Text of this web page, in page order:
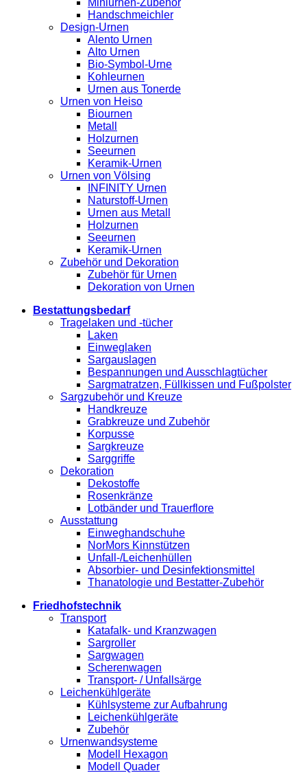
Miniurnen-Zubehör
Handschmeichler
Design-Urnen
Alento Urnen
Alto Urnen
Bio-Symbol-Urne
Kohleurnen
Urnen aus Tonerde
Urnen von Heiso
Biournen
Metall
Holzurnen
Seeurnen
Keramik-Urnen
Urnen von Völsing
INFINITY Urnen
Naturstoff-Urnen
Urnen aus Metall
Holzurnen
Seeurnen
Keramik-Urnen
Zubehör und Dekoration
Zubehör für Urnen
Dekoration von Urnen
Bestattungsbedarf
Tragelaken und -tücher
Laken
Einweglaken
Sargauslagen
Bespannungen und Ausschlagtücher
Sargmatratzen, Füllkissen und Fußpolster
Sargzubehör und Kreuze
Handkreuze
Grabkreuze und Zubehör
Korpusse
Sargkreuze
Sarggriffe
Dekoration
Dekostoffe
Rosenkränze
Lotbänder und Trauerflore
Ausstattung
Einweghandschuhe
NorMors Kinnstützen
Unfall-/Leichenhüllen
Absorbier- und Desinfektionsmittel
Thanatologie und Bestatter-Zubehör
Friedhofstechnik
Transport
Katafalk- und Kranzwagen
Sargroller
Sargwagen
Scherenwagen
Transport- / Unfallsärge
Leichenkühlgeräte
Kühlsysteme zur Aufbahrung
Leichenkühlgeräte
Zubehör
Urnenwandsysteme
Modell Hexagon
Modell Quader